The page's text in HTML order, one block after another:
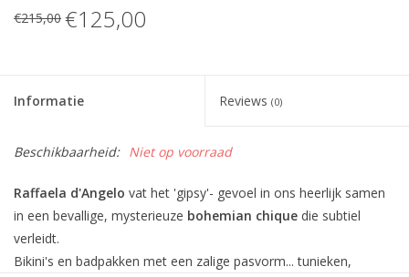
€215,00 €125,00
Informatie Reviews (0)
Beschikbaarheid: Niet op voorraad
Raffaela d'Angelo vat het 'gipsy'- gevoel in ons heerlijk samen
in een bevallige, mysterieuze bohemian chique die subtiel
verleidt.
Bikini's en badpakken met een zalige pasvorm... tunieken,